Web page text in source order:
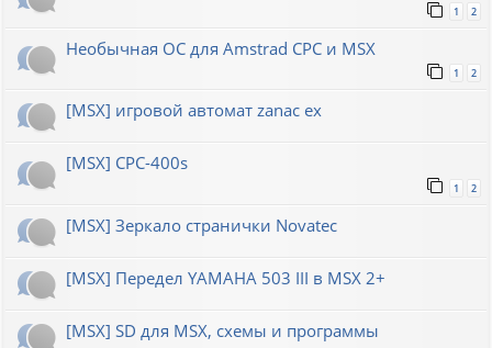
1 2
Необычная ОС для Amstrad CPC и MSX
1 2
[MSX] игровой автомат zanac ex
[MSX] CPC-400s
1 2
[MSX] Зеркало странички Novatec
[MSX] Передел YAMAHA 503 III в MSX 2+
[MSX] SD для MSX, схемы и программы